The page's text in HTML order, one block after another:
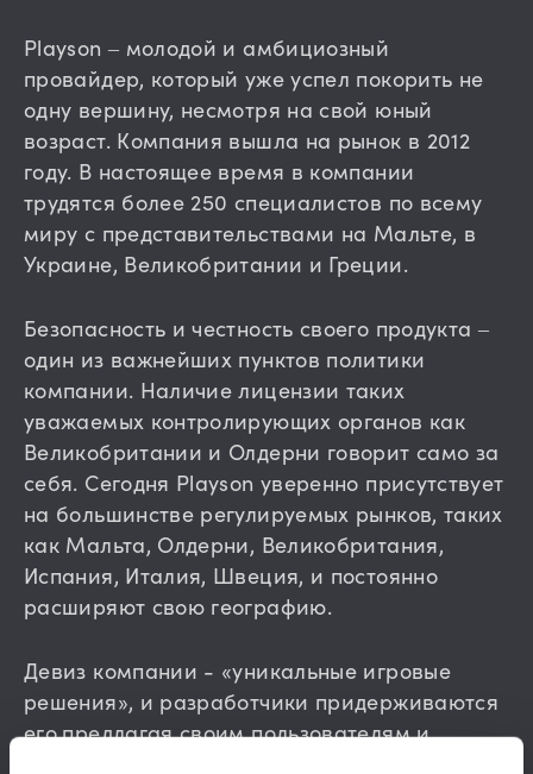
Playson – молодой и амбициозный
провайдер, который уже успел покорить не
одну вершину, несмотря на свой юный
возраст. Компания вышла на рынок в 2012
году. В настоящее время в компании
трудятся более 250 специалистов по всему
миру с представительствами на Мальте, в
Украине, Великобритании и Греции.
Безопасность и честность своего продукта –
один из важнейших пунктов политики
компании. Наличие лицензии таких
уважаемых контролирующих органов как
Великобритании и Олдерни говорит само за
себя. Сегодня Playson уверенно присутствует
на большинстве регулируемых рынков, таких
как Мальта, Олдерни, Великобритания,
Испания, Италия, Швеция, и постоянно
расширяют свою географию.
Девиз компании - «уникальные игровые
решения», и разработчики придерживаются
его,предлагая своим пользователям и